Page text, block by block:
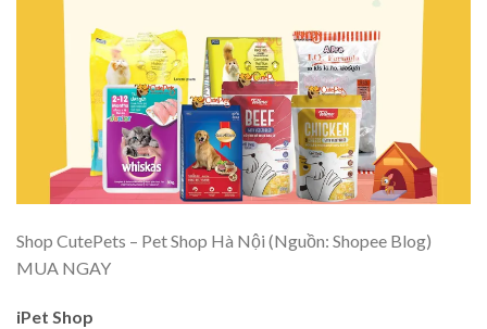
Shop CutePets – Pet Shop Hà Nội (Nguồn: Shopee Blog)
MUA NGAY
iPet Shop